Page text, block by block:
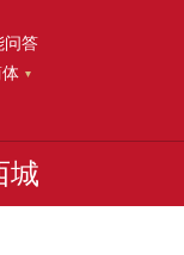
问答
城